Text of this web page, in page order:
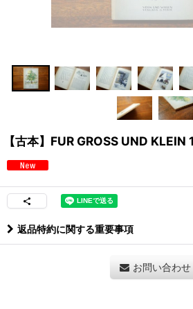
【古本】FUR GROSS UND KLEIN
返品特約に関する重要事項
お問い合わせ